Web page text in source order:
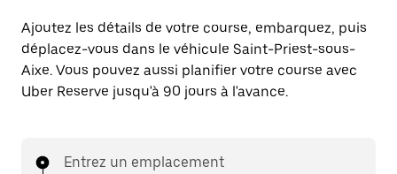
Ajoutez les détails de votre course, embarquez, puis
déplacez-vous dans le véhicule Saint-Priest-sous-
Aixe. Vous pouvez aussi planifier votre course avec
Uber Reserve jusqu'à 90 jours à l'avance.
Entrez un emplacement